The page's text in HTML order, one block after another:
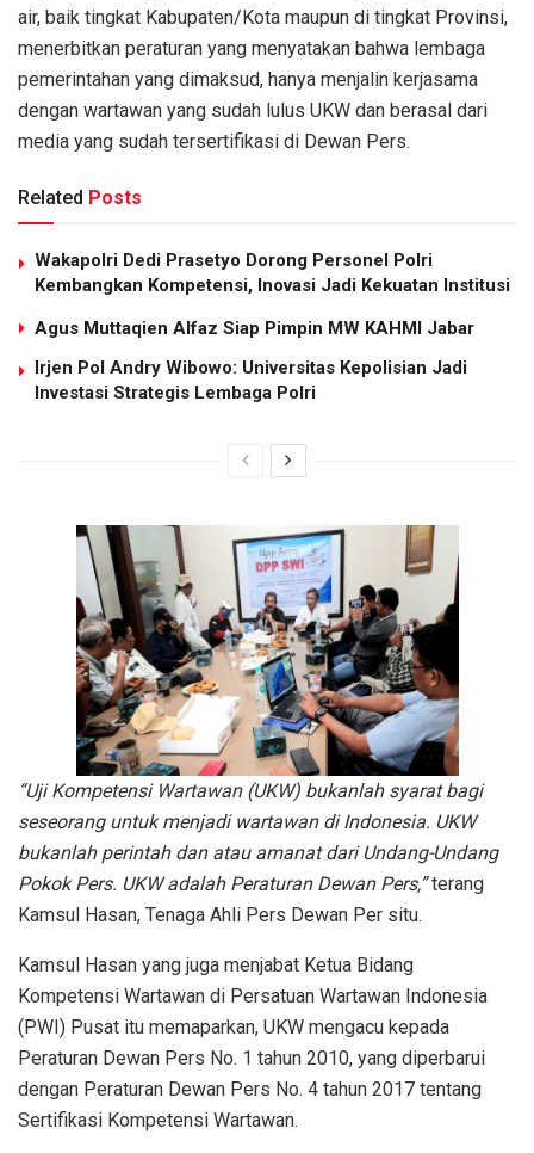
air, baik tingkat Kabupaten/Kota maupun di tingkat Provinsi,
menerbitkan peraturan yang menyatakan bahwa lembaga
pemerintahan yang dimaksud, hanya menjalin kerjasama
dengan wartawan yang sudah lulus UKW dan berasal dari
media yang sudah tersertifikasi di Dewan Pers.
Related Posts
Wakapolri Dedi Prasetyo Dorong Personel Polri
Kembangkan Kompetensi, Inovasi Jadi Kekuatan Institusi
Agus Muttaqien Alfaz Siap Pimpin MW KAHMI Jabar
Irjen Pol Andry Wibowo: Universitas Kepolisian Jadi
Investasi Strategis Lembaga Polri
“Uji Kompetensi Wartawan (UKW) bukanlah syarat bagi
seseorang untuk menjadi wartawan di Indonesia. UKW
bukanlah perintah dan atau amanat dari Undang-Undang
Pokok Pers. UKW adalah Peraturan Dewan Pers,”terang
Kamsul Hasan, Tenaga Ahli Pers Dewan Per situ.
Kamsul Hasan yang juga menjabat Ketua Bidang
Kompetensi Wartawan di Persatuan Wartawan Indonesia
(PWI) Pusat itu memaparkan, UKW mengacu kepada
Peraturan Dewan Pers No. 1 tahun 2010, yang diperbarui
dengan Peraturan Dewan Pers No. 4 tahun 2017 tentang
Sertifikasi Kompetensi Wartawan.